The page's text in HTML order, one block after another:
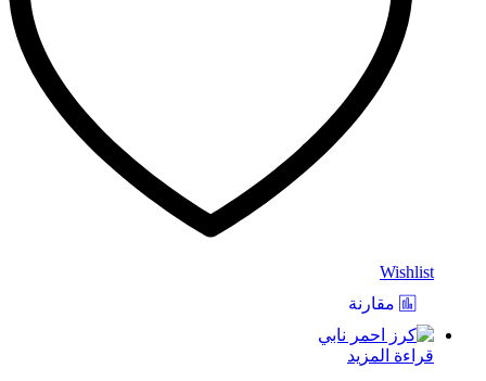
Wishlist
مقارنة
قراءة المزيد